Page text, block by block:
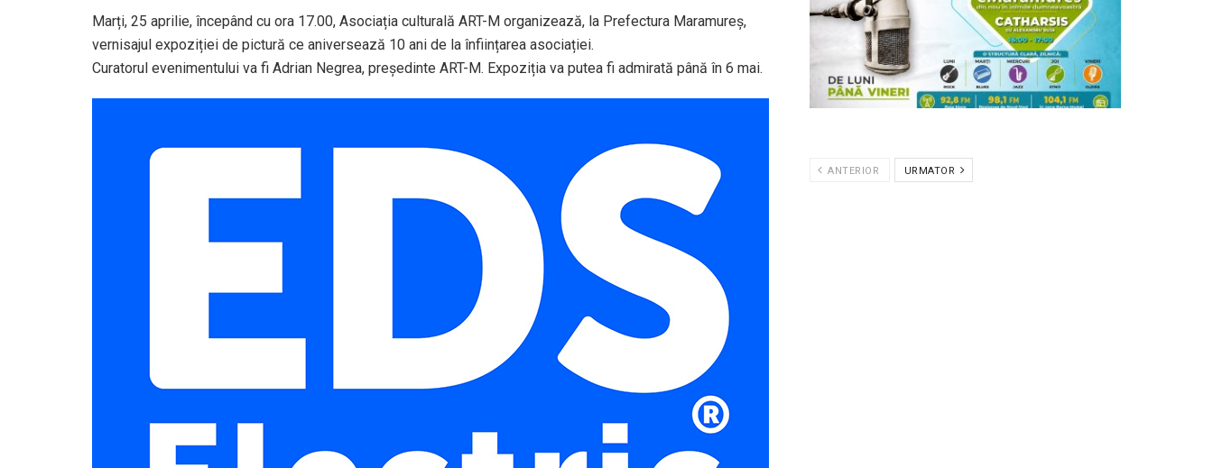
Marți, 25 aprilie, începând cu ora 17.00, Asociația culturală ART-M organizează, la Prefectura Maramureș,
vernisajul expoziției de pictură ce aniversează 10 ani de la înființarea asociației.
Curatorul evenimentului va fi Adrian Negrea, președinte ART-M. Expoziția va putea fi admirată până în 6 mai.
ANTERIOR URMATOR